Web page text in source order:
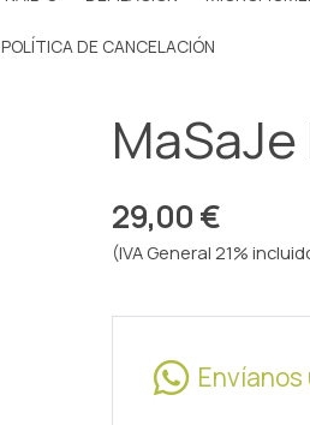
POLÍTICA DE CANCELACIÓN
MaSaJe
29,00 €
(IVA General 21%